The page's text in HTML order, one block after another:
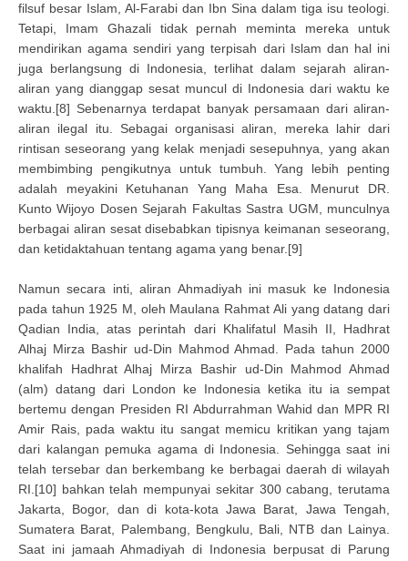
filsuf besar Islam, Al-Farabi dan Ibn Sina dalam tiga isu teologi.
Tetapi, Imam Ghazali tidak pernah meminta mereka untuk
mendirikan agama sendiri yang terpisah dari Islam dan hal ini
juga berlangsung di Indonesia, terlihat dalam sejarah aliran-
aliran yang dianggap sesat muncul di Indonesia dari waktu ke
waktu.[8] Sebenarnya terdapat banyak persamaan dari aliran-
aliran ilegal itu. Sebagai organisasi aliran, mereka lahir dari
rintisan seseorang yang kelak menjadi sesepuhnya, yang akan
membimbing pengikutnya untuk tumbuh. Yang lebih penting
adalah meyakini Ketuhanan Yang Maha Esa. Menurut DR.
Kunto Wijoyo Dosen Sejarah Fakultas Sastra UGM, munculnya
berbagai aliran sesat disebabkan tipisnya keimanan seseorang,
dan ketidaktahuan tentang agama yang benar.[9]
Namun secara inti, aliran Ahmadiyah ini masuk ke Indonesia
pada tahun 1925 M, oleh Maulana Rahmat Ali yang datang dari
Qadian India, atas perintah dari Khalifatul Masih II, Hadhrat
Alhaj Mirza Bashir ud-Din Mahmod Ahmad. Pada tahun 2000
khalifah Hadhrat Alhaj Mirza Bashir ud-Din Mahmod Ahmad
(alm) datang dari London ke Indonesia ketika itu ia sempat
bertemu dengan Presiden RI Abdurrahman Wahid dan MPR RI
Amir Rais, pada waktu itu sangat memicu kritikan yang tajam
dari kalangan pemuka agama di Indonesia. Sehingga saat ini
telah tersebar dan berkembang ke berbagai daerah di wilayah
RI.[10] bahkan telah mempunyai sekitar 300 cabang, terutama
Jakarta, Bogor, dan di kota-kota Jawa Barat, Jawa Tengah,
Sumatera Barat, Palembang, Bengkulu, Bali, NTB dan Lainya.
Saat ini jamaah Ahmadiyah di Indonesia berpusat di Parung